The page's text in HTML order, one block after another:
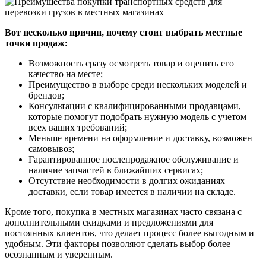
Вот несколько причин, почему стоит выбрать местные
точки продаж:
Возможность сразу осмотреть товар и оценить его
качество на месте;
Преимущество в выборе среди нескольких моделей и
брендов;
Консультации с квалифицированными продавцами,
которые помогут подобрать нужную модель с учетом
всех ваших требований;
Меньше времени на оформление и доставку, возможен
самовывоз;
Гарантированное послепродажное обслуживание и
наличие запчастей в ближайших сервисах;
Отсутствие необходимости в долгих ожиданиях
доставки, если товар имеется в наличии на складе.
Кроме того, покупка в местных магазинах часто связана с
дополнительными скидками и предложениями для
постоянных клиентов, что делает процесс более выгодным и
удобным. Эти факторы позволяют сделать выбор более
осознанным и уверенным.